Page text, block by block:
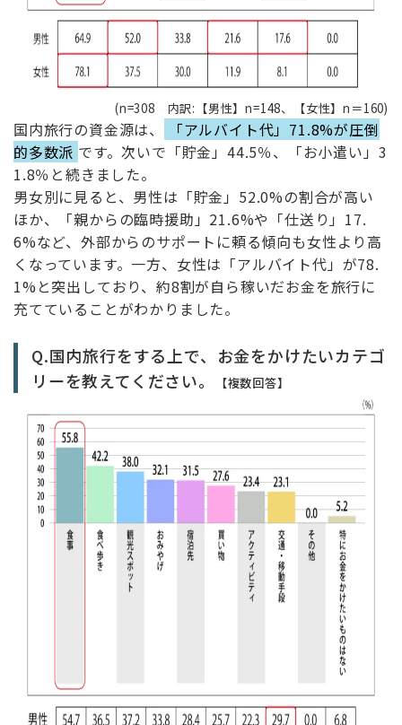
(n=308 内訳:【男性】n=148、【女性】n＝160)
国内旅行の資金源は、
「アルバイト代」71.8%が圧倒
的多数派 です。次いで「貯金」44.5％、「お小遣い」3
1.8％と続きました。
男女別に見ると、男性は「貯金」52.0%の割合が高い
ほか、「親からの臨時援助」21.6%や「仕送り」17.
6%など、外部からのサポートに頼る傾向も女性より高
くなっています。一方、女性は「アルバイト代」が78.
1%と突出しており、約8割が自ら稼いだお金を旅行に
充てていることがわかりました。
Q.国内旅行をする上で、お金をかけたいカテゴ
リーを教えてください。
【複数回答】